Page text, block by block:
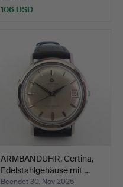
106 USD
ARMBANDUHR, Certina,
Edelstahlgehäuse mit …
Beendet 30. Nov 2025